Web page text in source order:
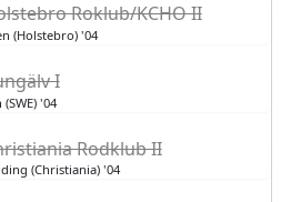
Roklub/KCHO II
(Holstebro) '04
I
'04
Rodklub II
(Christiania) '04